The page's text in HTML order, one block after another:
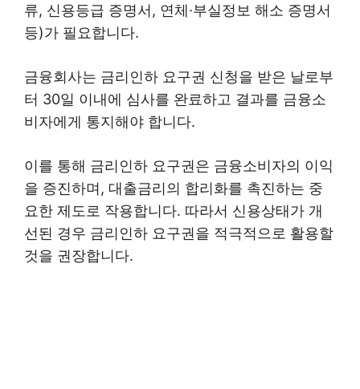
류, 신용등급 증명서, 연체·부실정보 해소 증명서
등)가 필요합니다.
금융회사는 금리인하 요구권 신청을 받은 날로부
터 30일 이내에 심사를 완료하고 결과를 금융소
비자에게 통지해야 합니다.
이를 통해 금리인하 요구권은 금융소비자의 이익
을 증진하며, 대출금리의 합리화를 촉진하는 중
요한 제도로 작용합니다. 따라서 신용상태가 개
선된 경우 금리인하 요구권을 적극적으로 활용할
것을 권장합니다.